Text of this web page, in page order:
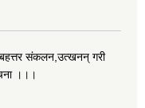
संकलन,उत्खनन् गरी
।।।